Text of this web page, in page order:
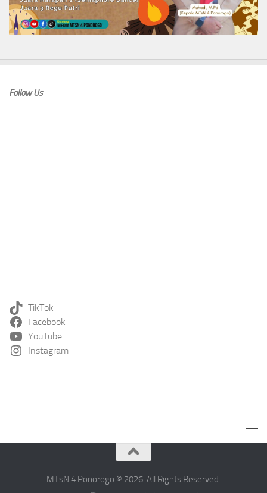
Follow Us
TikTok
Facebook
YouTube
Instagram
MTsN 4 Ponorogo © 2026. All Rights Reserved.